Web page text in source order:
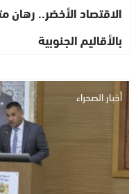
الاقتصاد الأخضر.. رهان
بالأقاليم الجنوبية
أخبار الصحراء